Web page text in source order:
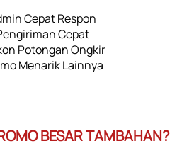
Cepat Respon
Cepat
Potongan Ongkir
Menarik Lainnya
BESAR TAMBAHAN?